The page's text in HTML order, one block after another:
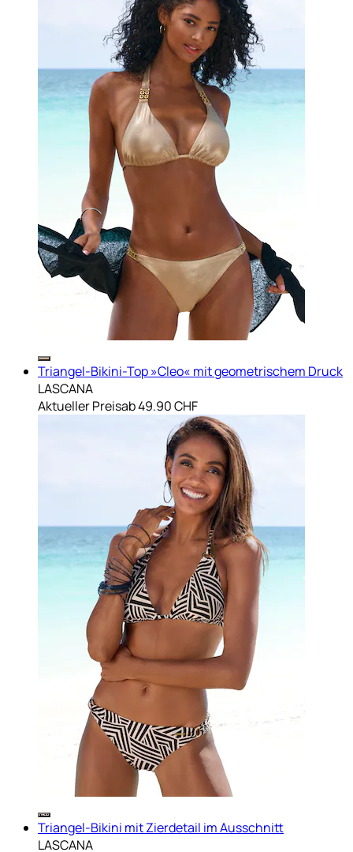
Triangel-Bikini-Top »Cleo« mit geometrischem Druck
LASCANA
Aktueller Preisab49.90 CHF
Triangel-Bikini mit Zierdetail im Ausschnitt
LASCANA